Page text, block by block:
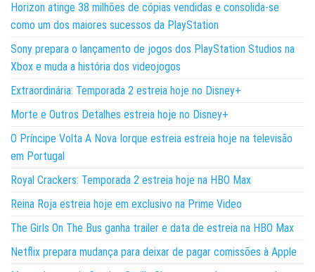
Horizon atinge 38 milhões de cópias vendidas e consolida-se
como um dos maiores sucessos da PlayStation
Sony prepara o lançamento de jogos dos PlayStation Studios na
Xbox e muda a história dos videojogos
Extraordinária: Temporada 2 estreia hoje no Disney+
Morte e Outros Detalhes estreia hoje no Disney+
O Príncipe Volta A Nova Iorque estreia estreia hoje na televisão
em Portugal
Royal Crackers: Temporada 2 estreia hoje na HBO Max
Reina Roja estreia hoje em exclusivo na Prime Video
The Girls On The Bus ganha trailer e data de estreia na HBO Max
Netflix prepara mudança para deixar de pagar comissões à Apple